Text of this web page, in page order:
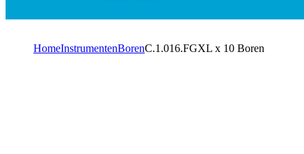
HomeInstrumentenBorenC.1.016.FGXL x 10 Boren